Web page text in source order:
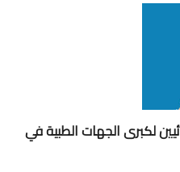
لكبرى الجهات الطبية في